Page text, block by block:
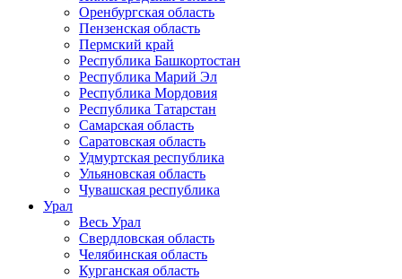
Оренбургская область
Пензенская область
Пермский край
Республика Башкортостан
Республика Марий Эл
Республика Мордовия
Республика Татарстан
Самарская область
Саратовская область
Удмуртская республика
Ульяновская область
Чувашская республика
Урал
Весь Урал
Свердловская область
Челябинская область
Курганская область